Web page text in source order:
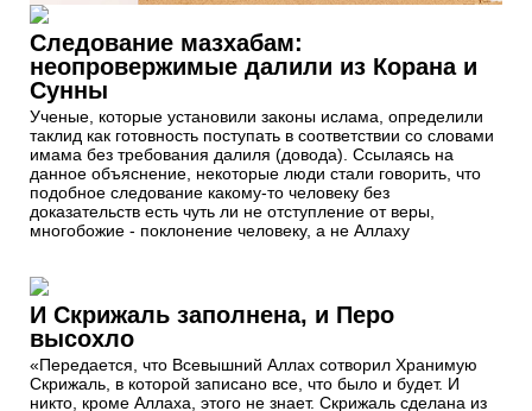
Следование мазхабам:
неопровержимые далили из Корана и
Сунны
Ученые, которые установили законы ислама, определили
таклид как готовность поступать в соответствии со словами
имама без требования далиля (довода). Ссылаясь на
данное объяснение, некоторые люди стали говорить, что
подобное следование какому-то человеку без
доказательств есть чуть ли не отступление от веры,
многобожие - поклонение человеку, а не Аллаху
И Скрижаль заполнена, и Перо
высохло
«Передается, что Всевышний Аллах сотворил Хранимую
Скрижаль, в которой записано все, что было и будет. И
никто, кроме Аллаха, этого не знает. Скрижаль сделана из